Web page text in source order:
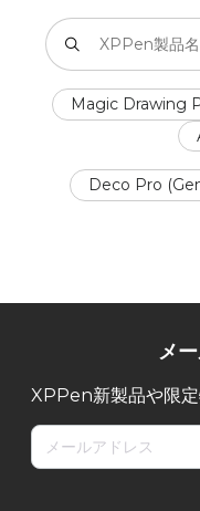
Magic Drawing
Deco Pro
メ
XPPen新製品や限定